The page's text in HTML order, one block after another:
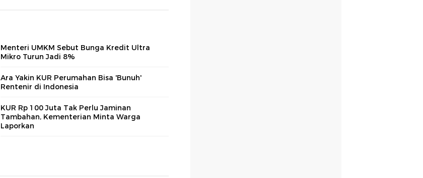
Menteri UMKM Sebut Bunga Kredit Ultra
Mikro Turun Jadi 8%
Ara Yakin KUR Perumahan Bisa 'Bunuh'
Rentenir di Indonesia
KUR Rp 100 Juta Tak Perlu Jaminan
Tambahan, Kementerian Minta Warga
Laporkan